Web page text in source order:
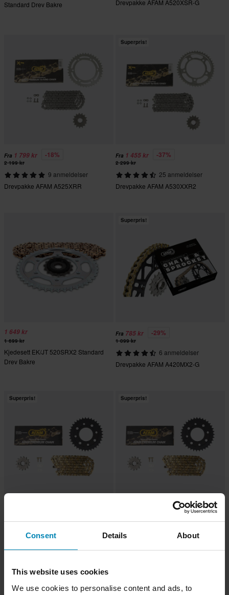
Consent Details About
This website uses cookies
We use cookies to personalise content and ads, to
Standard Drev Bakre Drevpakke AFAM A520XSR-G
Fra 1 799 kr -18%
2 199 kr
9 anmeldelser
Drevpakke AFAM A525XRR
Superpris!
Fra 1 455 kr -37%
2 299 kr
25 anmeldelser
Drevpakke AFAM A530XXR2
1 649 kr
1 699 kr
Kjedesett EK/JT 520SRX2 Standard
Drev Bakre
Superpris!
Fra 785 kr -29%
1 099 kr
6 anmeldelser
Drevpakke AFAM A420MX2-G
Superpris! Superpris!